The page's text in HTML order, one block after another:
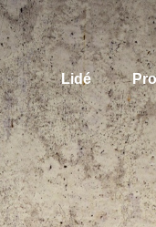
Lidé